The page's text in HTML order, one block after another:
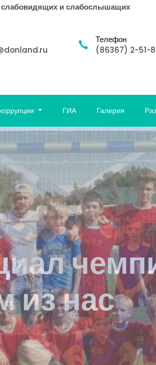
и слабослышащих
Телефон
(86367) 2-51-
ГИА Галерея